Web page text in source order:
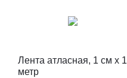
Лента атласная, 1 см х 1
метр